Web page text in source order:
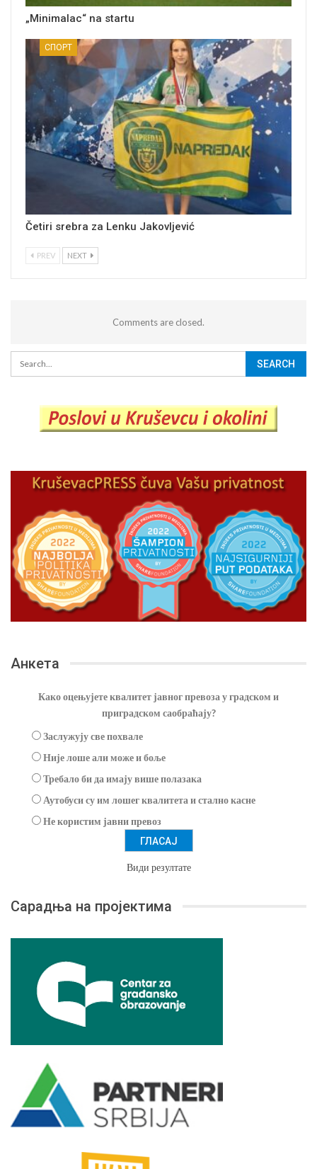
„Minimalac“ na startu
СПОРТ
Četiri srebra za Lenku Jakovljević
PREV NEXT
Comments are closed.
Анкета
Како оцењујете квалитет јавног превоза у градском и
приградском саобраћају?
Заслужују све похвале
Није лоше али може и боље
Требало би да имају више полазака
Аутобуси су им лошег квалитета и стално касне
Не користим јавни превоз
Види резултате
Сарадња на пројектима